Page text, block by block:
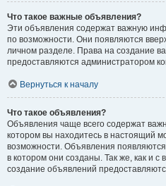
Что такое важные объявления?
Эти объявления содержат важную
по возможности. Они появляются
личном разделе. Права на создание
предоставляются администратором
Вернуться к началу
Что такое объявления?
Объявления чаще всего содержат
котором вы находитесь в настоящий
возможности. Объявления
в котором они созданы. Так же, как и
создание объявлений